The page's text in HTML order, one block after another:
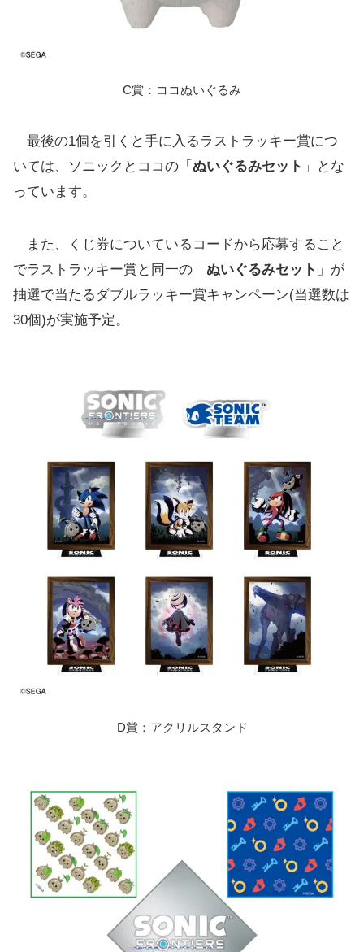
C賞：ココぬいぐるみ
最後の1個を引くと手に入るラストラッキー賞につ
いては、ソニックとココの「 ぬいぐるみセット 」とな
っています。
また、くじ券についているコードから応募すること
でラストラッキー賞と同一の「 ぬいぐるみセット 」が
抽選で当たるダブルラッキー賞キャンペーン(当選数は
30個)が実施予定。
D賞：アクリルスタンド